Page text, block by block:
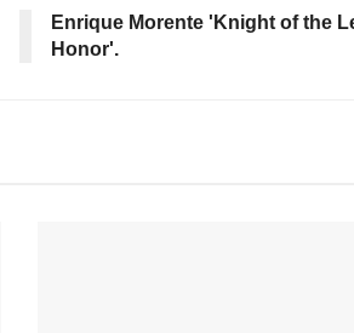
Enrique Morente 'Knight of the
Honor'.